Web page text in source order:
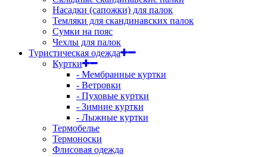
Насадки (сапожки) для палок
Темляки для скандинавских палок
Сумки на пояс
Чехлы для палок
Туристическая одежда
Куртки
- Мембранные куртки
- Ветровки
- Пуховые куртки
- Зимние куртки
- Лыжные куртки
Термобелье
Термоноски
Флисовая одежда